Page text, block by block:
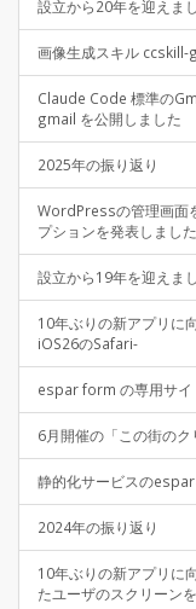
設立から20年を迎えま
画像生成スキル
Claude Code 標準の
gmail を公開しました
2025年の振り返り
WordPressの管理画面
プションを発表しました
設立から19年を迎えま
10年ぶりの新アプリに
iOS26のSafari-
espar form の専用サイ
6月開催の「この街の
静的化サービスの
2024年の振り返り
10年ぶりの新アプリに
たユーザのスクリーン